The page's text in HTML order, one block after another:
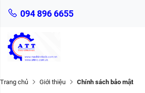
094 896 6655
Trang chủ Giới thiệu Chính sách bảo mật